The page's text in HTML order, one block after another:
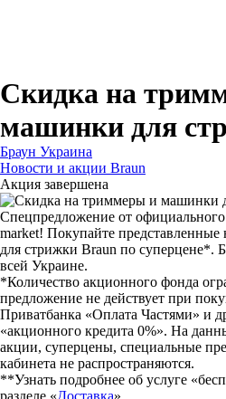
Скидка на
машинки для
Браун Украина
Новости и акции Braun
Акция завершена
Спецпредложение от
market! Покупайте
для стрижки Braun по суперцене*.
всей Украине.
*Количество акционного фонда
предложение не действует при
Приватбанка «Оплата Частями» и
«акционного кредита 0%». На
акции, суперцены, специальные
кабинета не распространяются.
**Узнать подробнее об услуге
разделе «Доставка»